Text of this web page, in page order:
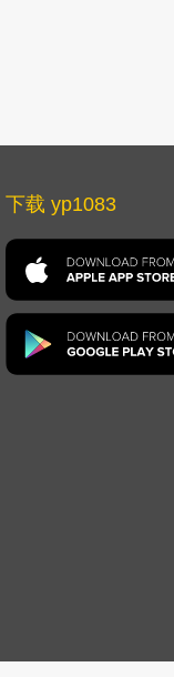
下载 yp1083